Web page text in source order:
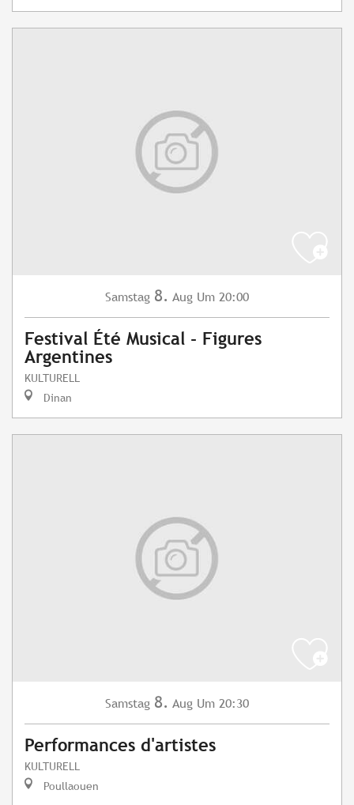
Samstag 8. Aug Um 20:00
Festival Été Musical - Figures
Argentines
KULTURELL
Dinan
Samstag 8. Aug Um 20:30
Performances d'artistes
KULTURELL
Poullaouen